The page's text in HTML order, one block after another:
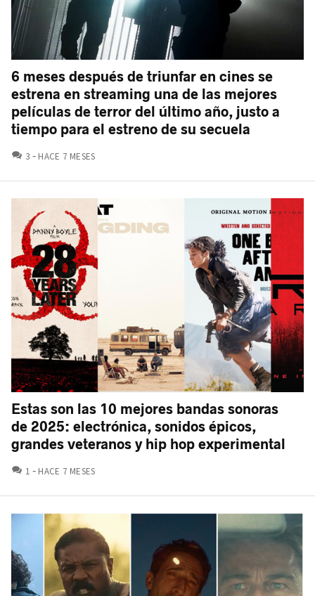
6 meses después de triunfar en cines se
estrena en streaming una de las mejores
películas de terror del último año, justo a
tiempo para el estreno de su secuela
3 COMENTARIOS
HACE 7 MESES
Estas son las 10 mejores bandas sonoras
de 2025: electrónica, sonidos épicos,
grandes veteranos y hip hop experimental
1 COMENTARIOS
HACE 7 MESES